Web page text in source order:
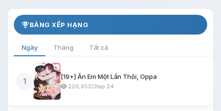
BẢNG XẾP HẠNG
Ngày Tháng Tất cả
1
[19+] Ăn Em Một Lần Thôi, Oppa
220,952Chap 24